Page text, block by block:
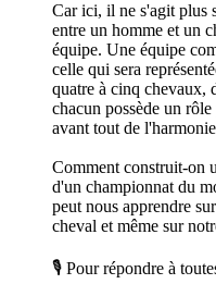
Car ici, il ne s'agit plus
entre un homme et un
équipe. Une équipe
celle qui sera
quatre à cinq chevaux,
chacun possède un
avant tout de
Comment construit-on
d'un championnat du
peut nous apprendre
cheval et même sur
🎙️ Pour répondre à